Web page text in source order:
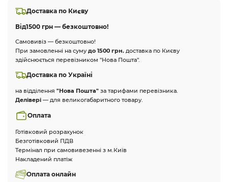
Доставка по Києву
Від1500 грн — безкоштовно!
Самовивіз — безкоштовно!
При замовленні на суму до 1500 грн. доставка по Києву
здійснюється перевізником "Нова Пошта".
Доставка по Україні
на відділення "Нова Пошта" за тарифами перевізника.
Делівері — для великогабаритного товару.
Оплата
Готівковий розрахунок
Безготівковий ПДВ
Термінал при самовивезенні з м.Київ
Накладений платіж
Оплата онлайн